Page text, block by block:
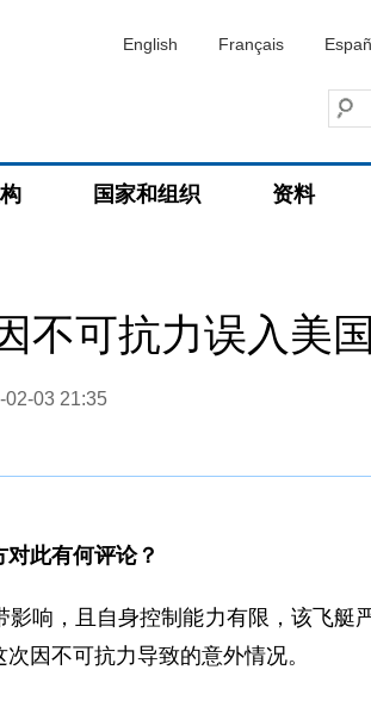
English Français
国家和组织 资料
不可抗力误入美
02-03 21:35
此有何评论？
响，且自身控制能力有限，该飞艇
因不可抗力导致的意外情况。